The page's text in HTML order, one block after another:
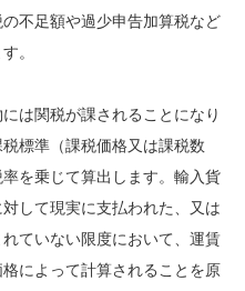
不足額や過少申告加算税など
。
は関税が課されることになり
標準（課税価格又は課税数
を乗じて算出します。輸入貨
して現実に支払われた、又は
ていない限度において、運賃
によって計算されることを原